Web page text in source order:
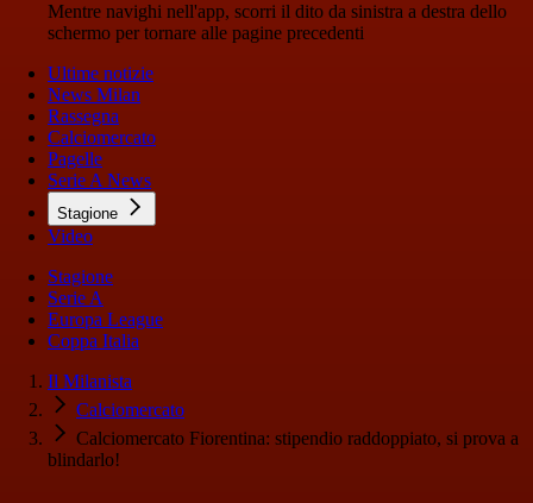
Mentre navighi nell'app, scorri il dito da sinistra a destra dello
schermo per tornare alle pagine precedenti
Ultime notizie
News Milan
Rassegna
Calciomercato
Pagelle
Serie A News
Stagione
Video
Stagione
Serie A
Europa League
Coppa Italia
Il Milanista
Calciomercato
Calciomercato Fiorentina: stipendio raddoppiato, si prova a
blindarlo!